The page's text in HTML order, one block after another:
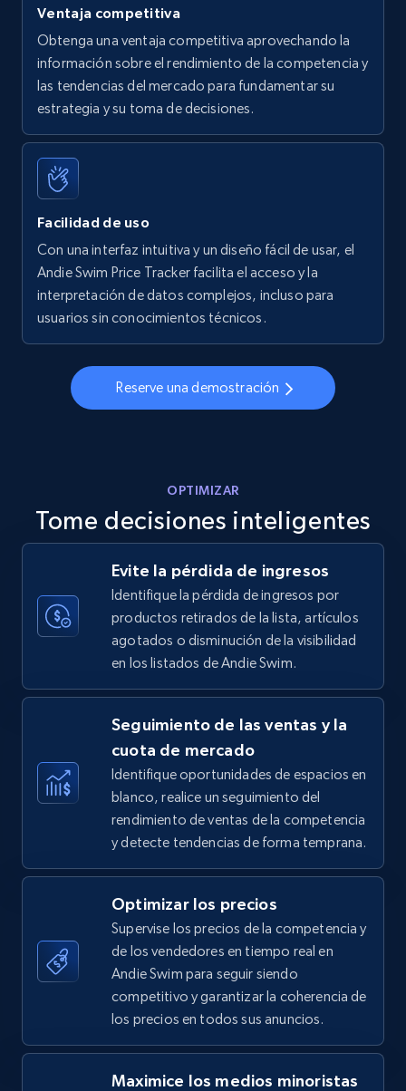
5.6K+ 875+
Walmart - products - Find new products by
using specific category URL
URL, Final price, Sku, Currency, Gtin,
Specifications, Image urls, Top reviews, and
more.
Walmart - products - Collects products by
specific keywords
URL, Final price, Sku, Currency, Gtin,
Specifications, Image urls, Top reviews, and
using sku numbers
URL, Final price, Sku, Currency, Gtin,
Specifications, Image urls, Top reviews, and
5.6K+ 875+ Comenzar ahora
TikTok Shop
URL, Title, Available, Description, Currency, Initial
price, Final price, Discount percent, and more.
5.4K+ 668+ Comenzar ahora
TikTok Shop - category
URL, Title, Available, Description, Currency, Initial
price, Final price, Discount percent, and more.
Ventaja competitiva
Obtenga una ventaja competitiva aprovechando la
información sobre el rendimiento de la competencia y
las tendencias del mercado para fundamentar su
estrategia y su toma de decisiones.
Facilidad de uso
Con una interfaz intuitiva y un diseño fácil de usar, el
Andie Swim Price Tracker facilita el acceso y la
interpretación de datos complejos, incluso para
usuarios sin conocimientos técnicos.
Reserve una demostración
OPTIMIZAR
Tome decisiones inteligentes
Evite la pérdida de ingresos
Identifique la pérdida de ingresos por
productos retirados de la lista, artículos
agotados o disminución de la visibilidad
en los listados de Andie Swim.
Seguimiento de las ventas y la
cuota de mercado
Identifique oportunidades de espacios en
blanco, realice un seguimiento del
rendimiento de ventas de la competencia
y detecte tendencias de forma temprana.
Optimizar los precios
Supervise los precios de la competencia y
de los vendedores en tiempo real en
Andie Swim para seguir siendo
competitivo y garantizar la coherencia de
los precios en todos sus anuncios.
Maximice los medios minoristas